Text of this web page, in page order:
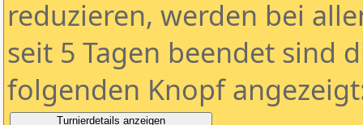
reduzieren, werden bei
seit 5 Tagen beendet sind
folgenden Knopf